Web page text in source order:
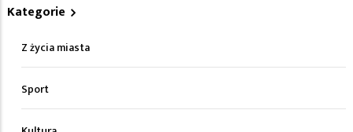
Kategorie
Z życia miasta
Sport